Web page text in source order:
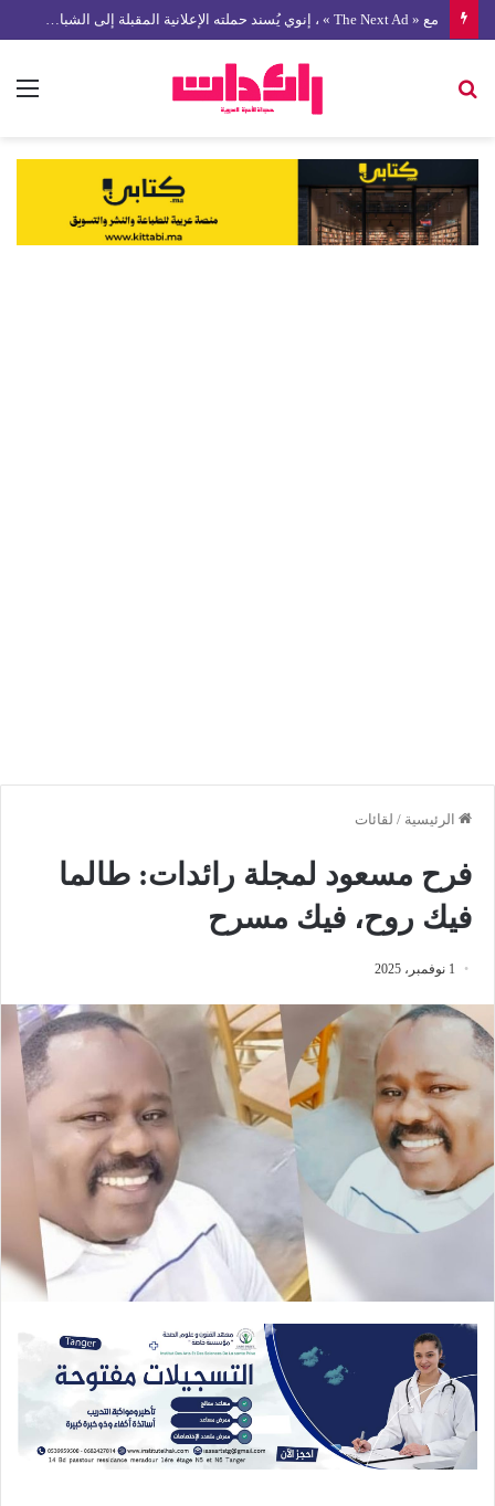
مع « The Next Ad » ، إنوي يُسند حملته الإعلانية المقبلة إلى الشباب المغربي
الرئيسية / لقائات
فرح مسعود لمجلة رائدات: طالما
فيك روح، فيك مسرح
1 نوفمبر، 2025